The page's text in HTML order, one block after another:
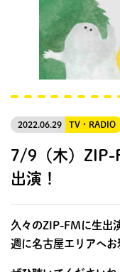
2022.06.29 TV・RADIO
7/9（木）ZIP-
出演！
久々のZIP-FMに生出
週に名古屋エリアへお